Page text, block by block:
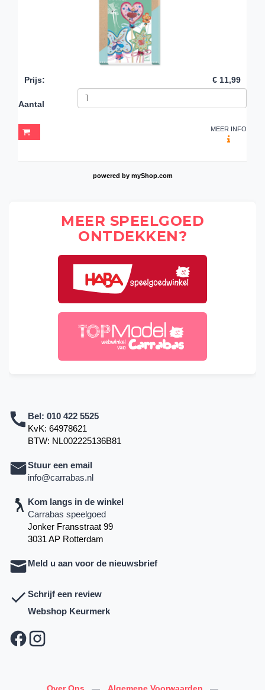
Prijs: € 11,99
Aantal
MEER INFO
powered by myShop.com
MEER SPEELGOED
ONTDEKKEN?
Bel: 010 422 5525
KvK: 64978621
BTW: NL002225136B81
Stuur een email
info@carrabas.nl
Kom langs in de winkel
Carrabas speelgoed
Jonker Fransstraat 99
3031 AP Rotterdam
Meld u aan voor de nieuwsbrief
Schrijf een review
Webshop Keurmerk